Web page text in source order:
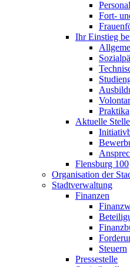
Fort-
Ihr Einstieg
Praktika
Aktuelle
Flensburg 100
Organisation der
Stadtverwaltung
Finanzen
Steuern
Pressestelle